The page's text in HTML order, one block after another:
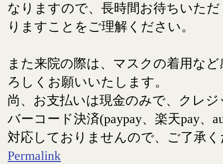
なりますので、長時間お待ちいた
りますことをご理解ください。
また来院の際は、マスクの着用な
ろしくお願いいたします。
尚、お支払いは現金のみで、クレ
バーコード決済(paypay、楽天pay、
対応しておりませんので、ご了承
Permalink